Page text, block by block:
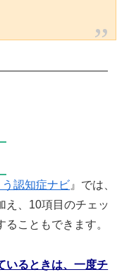
う認知症ナビ 』では、
え、10項目のチェッ
こともできます。
いるときは、一度チ